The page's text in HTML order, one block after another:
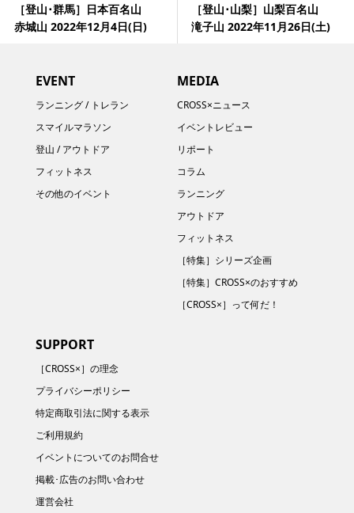
［登山･群馬］日本百名山
赤城山 2022年12月4日(日)
［登山･山梨］山梨百名山
滝子山 2022年11月26日(土)
EVENT
ランニング / トレラン
スマイルマラソン
登山 / アウトドア
フィットネス
その他のイベント
MEDIA
CROSS×ニュース
イベントレビュー
リポート
コラム
ランニング
アウトドア
フィットネス
［特集］シリーズ企画
［特集］CROSS×のおすすめ
［CROSS×］って何だ！
SUPPORT
［CROSS×］の理念
プライバシーポリシー
特定商取引法に関する表示
ご利用規約
イベントについてのお問合せ
掲載･広告のお問い合わせ
運営会社